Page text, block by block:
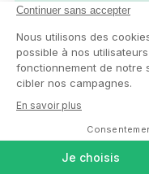
Bon à savoir :
(nécessaire
la maison du
accueil en
facturé 25 €.